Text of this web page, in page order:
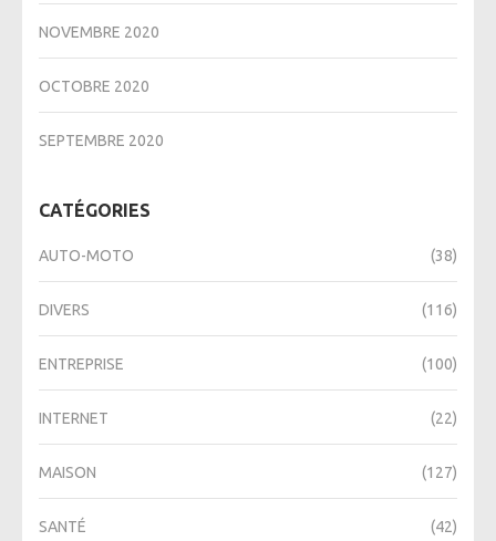
NOVEMBRE 2020
OCTOBRE 2020
SEPTEMBRE 2020
CATÉGORIES
AUTO-MOTO (38)
DIVERS (116)
ENTREPRISE (100)
INTERNET (22)
MAISON (127)
SANTÉ (42)